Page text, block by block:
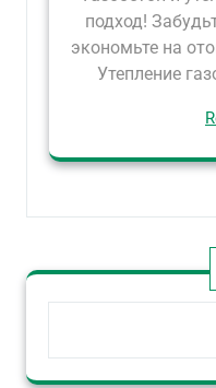
подход!
экономьте на
Утепление